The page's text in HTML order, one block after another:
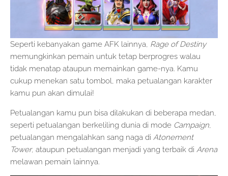
Seperti kebanyakan game AFK lainnya, Rage of Destiny
memungkinkan pemain untuk tetap berprogres walau
tidak menatap ataupun memainkan game-nya. Kamu
cukup menekan satu tombol, maka petualangan karakter
kamu pun akan dimulai!
Petualangan kamu pun bisa dilakukan di beberapa medan,
seperti petualangan berkeliling dunia di mode Campaign,
petualangan mengalahkan sang naga di Atonement
Tower, ataupun petualangan menjadi yang terbaik di Arena
melawan pemain lainnya.